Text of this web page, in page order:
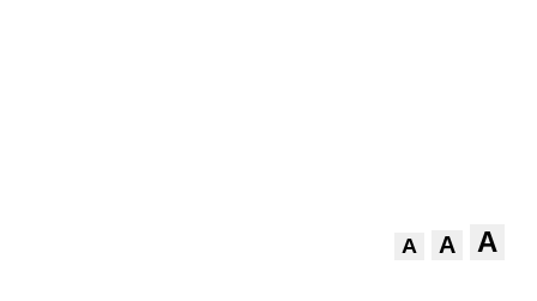
A A A